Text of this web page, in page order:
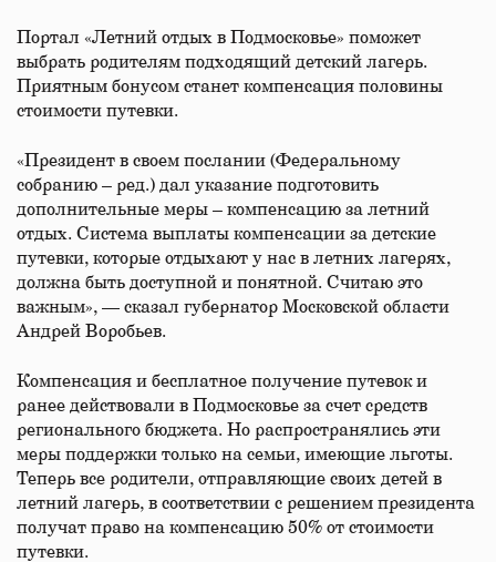
Портал «Летний отдых в Подмосковье» поможет
выбрать родителям подходящий детский лагерь.
Приятным бонусом станет компенсация половины
стоимости путевки.
«Президент в своем послании (Федеральному
собранию – ред.) дал указание подготовить
дополнительные меры – компенсацию за летний
отдых. Система выплаты компенсации за детские
путевки, которые отдыхают у нас в летних лагерях,
должна быть доступной и понятной. Считаю это
важным», — сказал губернатор Московской области
Андрей Воробьев.
Компенсация и бесплатное получение путевок и
ранее действовали в Подмосковье за счет средств
регионального бюджета. Но распространялись эти
меры поддержки только на семьи, имеющие льготы.
Теперь все родители, отправляющие своих детей в
летний лагерь, в соответствии с решением президента
получат право на компенсацию 50% от стоимости
путевки.